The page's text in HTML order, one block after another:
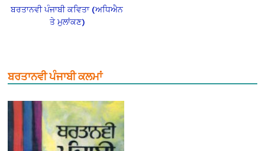
ਬਰਤਾਨਵੀ ਪੰਜਾਬੀ ਕਵਿਤਾ (ਅਧਿਐਨ
ਤੇ ਮੁਲਾਂਕਣ)
ਬਰਤਾਨਵੀ ਪੰਜਾਬੀ ਕਲਮਾਂ